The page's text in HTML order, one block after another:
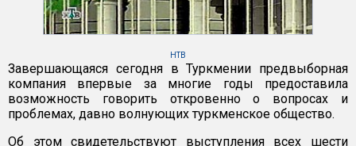
НТВ
Завершающаяся сегодня в Туркмении предвыборная
компания впервые за многие годы предоставила
возможность говорить откровенно о вопросах и
проблемах, давно волнующих туркменское общество.
Об этом свидетельствуют выступления всех шести